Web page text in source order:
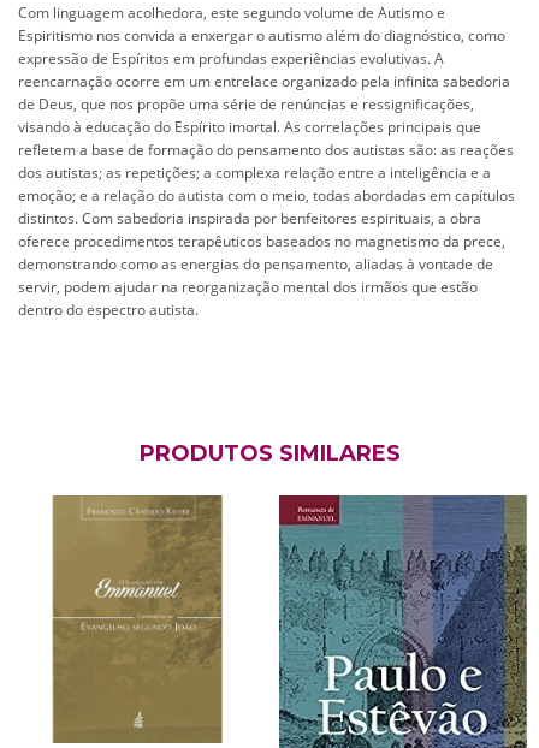
Com linguagem acolhedora, este segundo volume de Autismo e
Espiritismo nos convida a enxergar o autismo além do diagnóstico, como
expressão de Espíritos em profundas experiências evolutivas. A
reencarnação ocorre em um entrelace organizado pela infinita sabedoria
de Deus, que nos propõe uma série de renúncias e ressignificações,
visando à educação do Espírito imortal. As correlações principais que
refletem a base de formação do pensamento dos autistas são: as reações
dos autistas; as repetições; a complexa relação entre a inteligência e a
emoção; e a relação do autista com o meio, todas abordadas em capítulos
distintos. Com sabedoria inspirada por benfeitores espirituais, a obra
oferece procedimentos terapêuticos baseados no magnetismo da prece,
demonstrando como as energias do pensamento, aliadas à vontade de
servir, podem ajudar na reorganização mental dos irmãos que estão
dentro do espectro autista.
PRODUTOS SIMILARES